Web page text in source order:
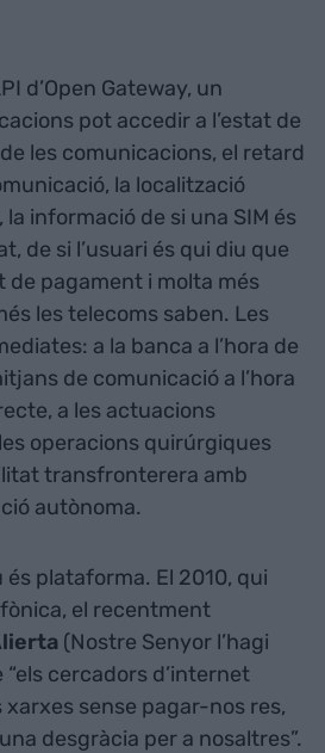
d’Open Gateway, un
pot accedir a l’estat de
les comunicacions, el retard
la localització
la informació de si una SIM és
de si l’usuari és qui diu que
de pagament i molta més
les telecoms saben. Les
a la banca a l’hora de
de comunicació a l’hora
a les actuacions
operacions quirúrgiques
transfronterera amb
autònoma.
plataforma. El 2010, qui
el recentment
(Nostre Senyor l’hagi
cercadors d’internet
sense pagar-nos res,
desgràcia per a nosaltres”.